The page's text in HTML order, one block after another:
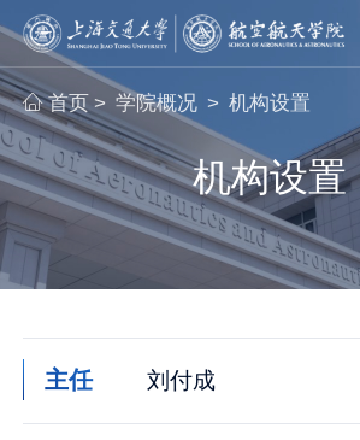
首页 > 学院概况 > 机构设置
机构设置
主任 刘付成